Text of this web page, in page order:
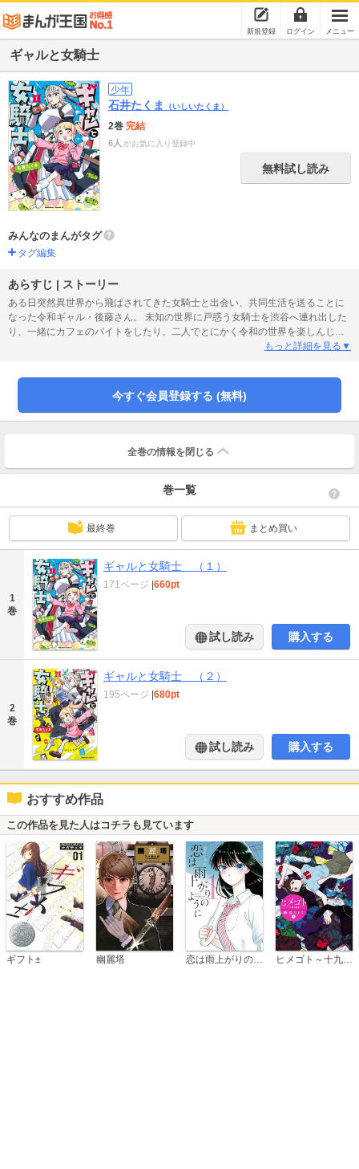
新規登録 ログイン メニュー
ギャルと女騎士
少年
石井たくま （いしいたくま）
2巻 完結
6人 がお気に入り登録中
無料試し読み
みんなのまんがタグ
タグ編集
あらすじ | ストーリー
ある日突然異世界から飛ばされてきた女騎士と出会い、共同生活を送ることに
なった令和ギャル・後藤さん。 未知の世界に戸惑う女騎士を渋谷へ連れ出した
り、一緒にカフェのバイトをしたり、二人でとにかく令和の世界を楽しんじゃ
もっと詳細を見る▼
今すぐ会員登録する (無料)
全巻の情報を 閉じる
巻一覧
最終巻 まとめ買い
1
巻
ギャルと女騎士 （１）
171ページ |660pt
試し読み 購入する
2
巻
ギャルと女騎士 （２）
195ページ |680pt
試し読み 購入する
おすすめ作品
この作品を見た人はコチラも見ています
ギフト± 幽麗塔 ヒメゴト～十九歳の制服～